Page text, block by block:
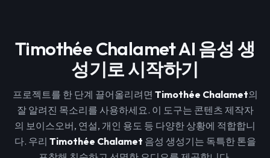
Timothée Chalamet AI 음성 생
성기로 시작하기
프로젝트를 한 단계 끌어올리려면 Timothée Chalamet의
잘 알려진 목소리를 사용하세요. 이 도구는 콘텐츠 제작자
의 보이스오버, 연설, 개인 용도 등 다양한 상황에 적합합니
다. 우리 Timothée Chalamet 음성 생성기는 독특한 톤을